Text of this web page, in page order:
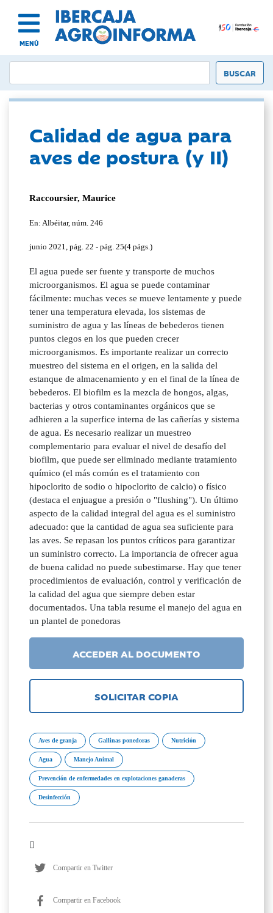
MENÚ
Calidad de agua para
aves de postura (y II)
Raccoursier, Maurice
En: Albéitar, núm. 246
junio 2021, pág. 22 - pág. 25(4 págs.)
El agua puede ser fuente y transporte de muchos
microorganismos. El agua se puede contaminar
fácilmente: muchas veces se mueve lentamente y puede
tener una temperatura elevada, los sistemas de
suministro de agua y las líneas de bebederos tienen
puntos ciegos en los que pueden crecer
microorganismos. Es importante realizar un correcto
muestreo del sistema en el origen, en la salida del
estanque de almacenamiento y en el final de la línea de
bebederos. El biofilm es la mezcla de hongos, algas,
bacterias y otros contaminantes orgánicos que se
adhieren a la superfice interna de las cañerías y sistema
de agua. Es necesario realizar un muestreo
complementario para evaluar el nivel de desafío del
biofilm, que puede ser eliminado mediante tratamiento
químico (el más común es el tratamiento con
hipoclorito de sodio o hipoclorito de calcio) o físico
(destaca el enjuague a presión o "flushing"). Un último
aspecto de la calidad integral del agua es el suministro
adecuado: que la cantidad de agua sea suficiente para
las aves. Se repasan los puntos críticos para garantizar
un suministro correcto. La importancia de ofrecer agua
de buena calidad no puede subestimarse. Hay que tener
procedimientos de evaluación, control y verificación de
la calidad del agua que siempre deben estar
documentados. Una tabla resume el manejo del agua en
un plantel de ponedoras
ACCEDER AL DOCUMENTO
SOLICITAR COPIA
Aves de granja Gallinas ponedoras Nutrición
Agua Manejo Animal
Prevención de enfermedades en explotaciones ganaderas
Desinfección
Compartir en Twitter
Compartir en Facebook